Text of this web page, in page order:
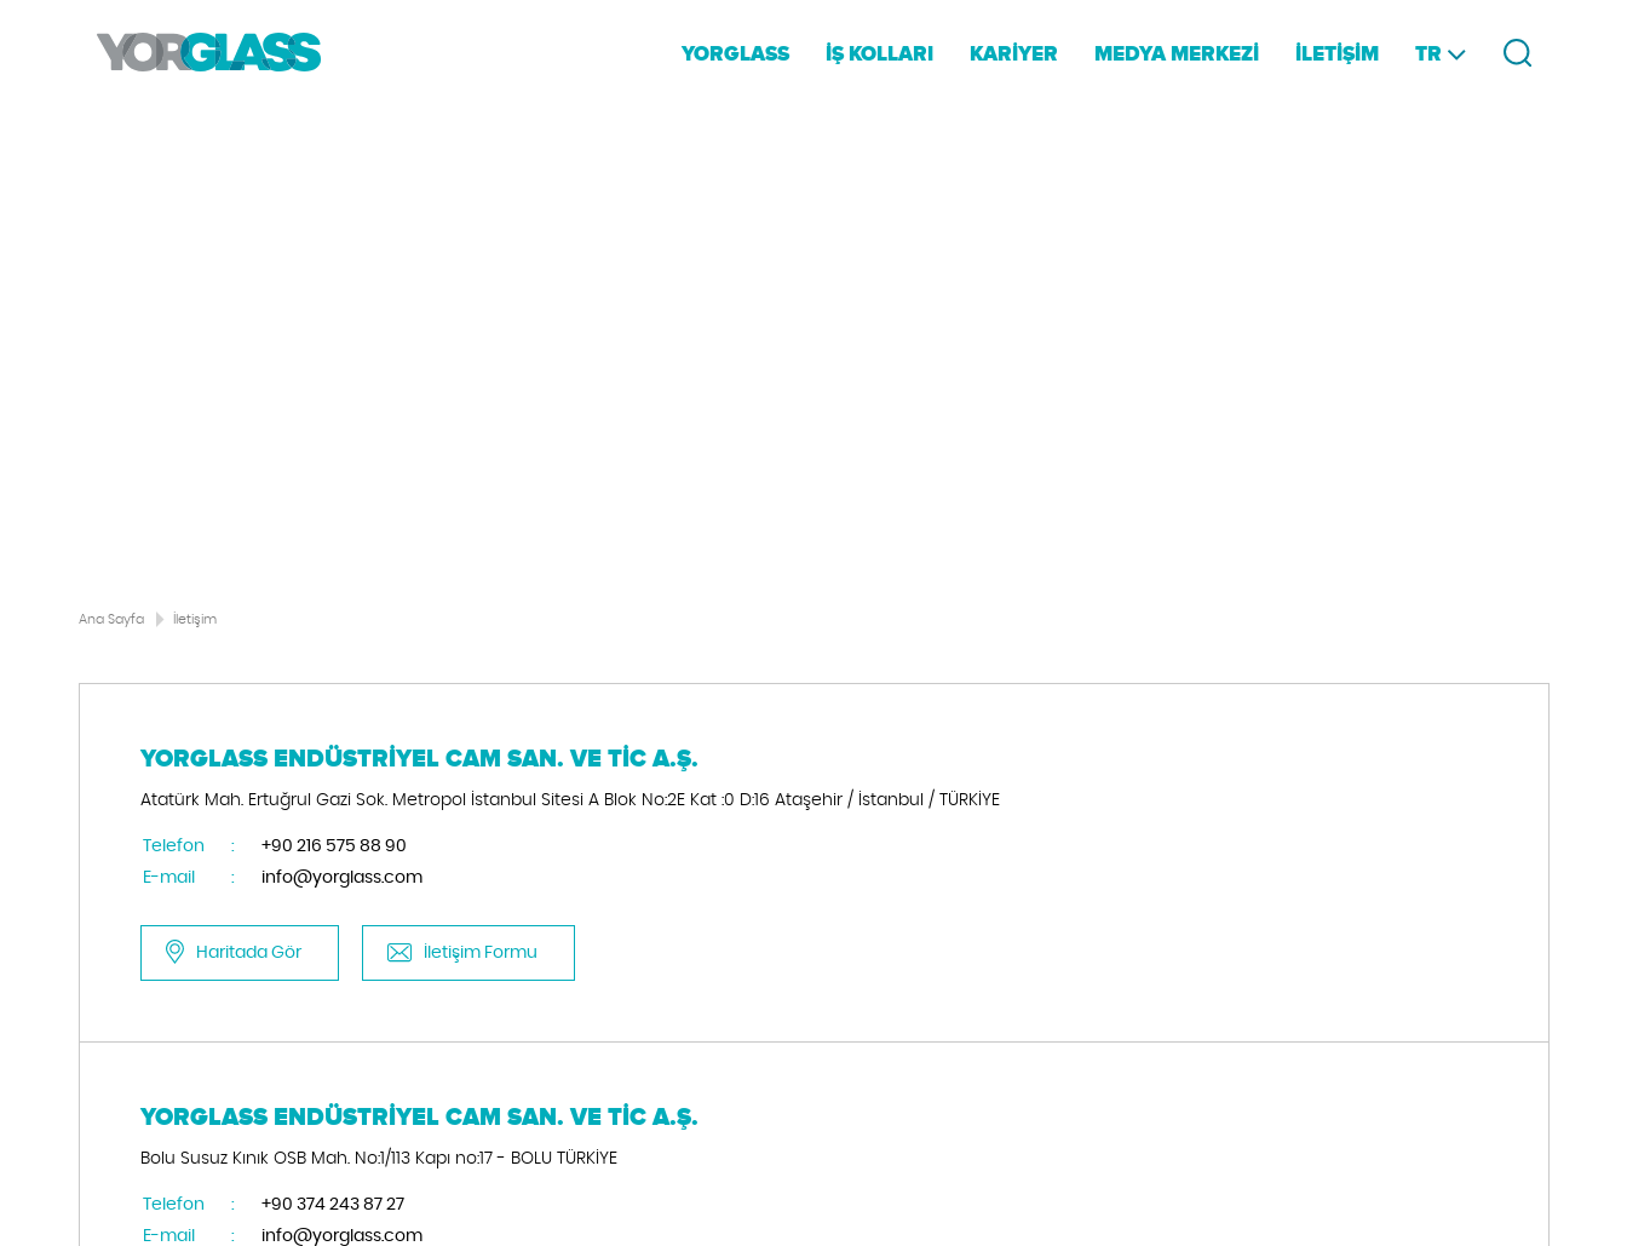
YORGLASS İŞ KOLLARI KARİYER MEDYA MERKEZİ İLETİŞİM TR
Ana Sayfa İletişim
YORGLASS ENDÜSTRİYEL CAM SAN. VE TİC A.Ş.
Atatürk Mah. Ertuğrul Gazi Sok. Metropol İstanbul Sitesi A Blok No:2E Kat :0 D:16 Ataşehir / İstanbul / TÜRKİYE
Telefon :
+90 216 575 88 90
E-mail
: info@yorglass.com
Haritada Gör İletişim Formu
YORGLASS ENDÜSTRİYEL CAM SAN. VE TİC A.Ş.
Bolu Susuz Kınık OSB Mah. No:1/113 Kapı no:17 - BOLU TÜRKİYE
Telefon :
+90 374 243 87 27
E-mail
: info@yorglass.com